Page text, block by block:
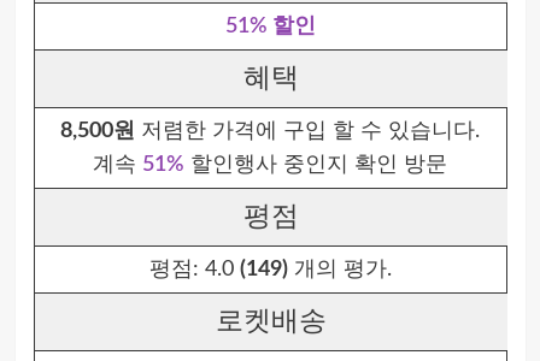
51% 할인
혜택
8,500원 저렴한 가격에 구입 할 수 있습니다.
계속 51% 할인행사 중인지 확인 방문
평점
평점: 4.0 (149)개의 평가.
로켓배송